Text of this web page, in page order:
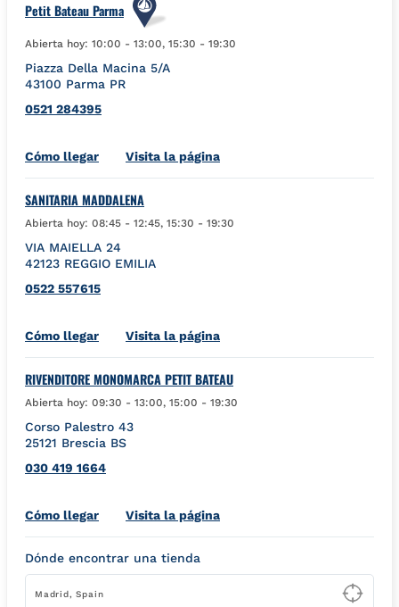
Petit Bateau Parma
Abierta hoy: 10:00 - 13:00, 15:30 - 19:30
Piazza Della Macina 5/A
43100 Parma PR
0521 284395
Cómo llegarLink Opens in New Tab
Visita la página
SANITARIA MADDALENA
Abierta hoy: 08:45 - 12:45, 15:30 - 19:30
VIA MAIELLA 24
42123 REGGIO EMILIA
0522 557615
Cómo llegarLink Opens in New Tab
Visita la página
RIVENDITORE MONOMARCA PETIT BATEAU
Abierta hoy: 09:30 - 13:00, 15:00 - 19:30
Corso Palestro 43
25121 Brescia BS
030 419 1664
Cómo llegarLink Opens in New Tab
Visita la página
Dónde encontrar una tienda